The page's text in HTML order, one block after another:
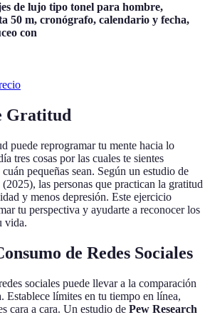
de lujo tipo tonel para hombre,
50 m, cronógrafo, calendario y fecha,
con
Gratitud
puede reprogramar tu mente hacia lo
tres cosas por las cuales te sientes
pequeñas sean. Según un estudio de
(2025), las personas que practican la gratitud
y menos depresión. Este ejercicio
tu perspectiva y ayudarte a reconocer los
vida.
de Redes Sociales
sociales puede llevar a la comparación
Establece límites en tu tiempo en línea,
cara a cara. Un estudio de Pew Research